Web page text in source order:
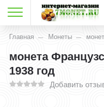
Главная Монеты
монета
1938 год
Добавить